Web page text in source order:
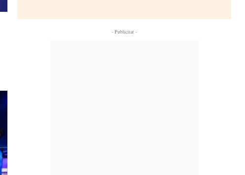
- Publicitat -